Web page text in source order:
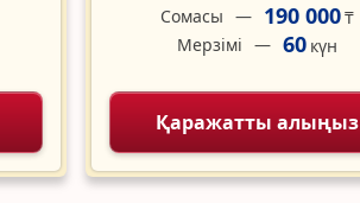
Сомасы 190 000₸
Мерзімі
60 күн
Қаражатты алыңыз